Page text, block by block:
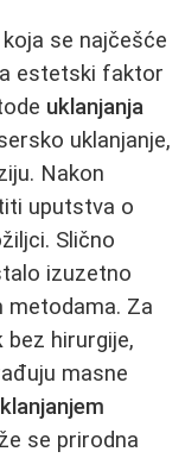
se najčešće
estetski faktor
uklanjanja
uklanjanje,
Nakon
uputstva o
Slično
izuzetno
metodama. Za
bez hirurgije,
masne
se prirodna